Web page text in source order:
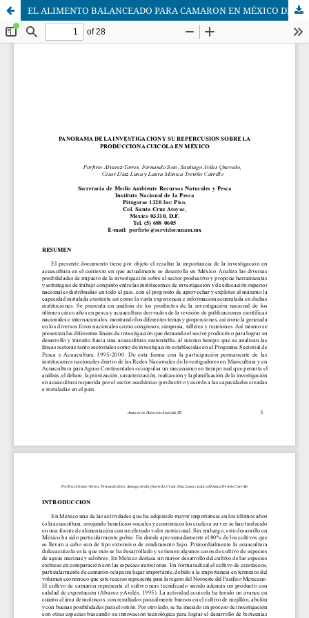
EL ALIMENTO BALANCEADO PARA CAMARON EN MÉXICO DESDE EL PUNTO DE VISTA DEL ACUACULTOR